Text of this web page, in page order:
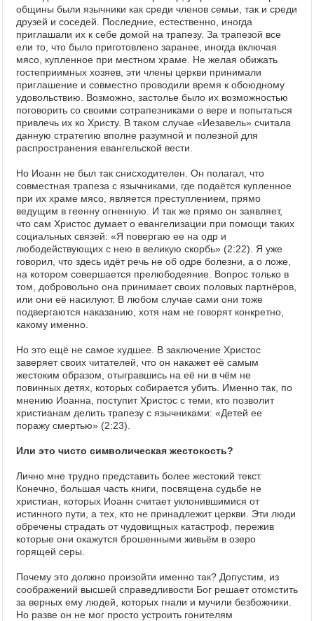
общины были язычники как среди членов семьи, так и среди
друзей и соседей. Последние, естественно, иногда
приглашали их к себе домой на трапезу. За трапезой все
ели то, что было приготовлено заранее, иногда включая
мясо, купленное при местном храме. Не желая обижать
гостеприимных хозяев, эти члены церкви принимали
приглашение и совместно проводили время к обоюдному
удовольствию. Возможно, застолье было их возможностью
поговорить со своими сотрапезниками о вере и попытаться
привлечь их ко Христу. В таком случае «Иезавель» считала
данную стратегию вполне разумной и полезной для
распространения евангельской вести.
Но Иоанн не был так снисходителен. Он полагал, что
совместная трапеза с язычниками, где подаётся купленное
при их храме мясо, является преступлением, прямо
ведущим в геенну огненную. И так же прямо он заявляет,
что сам Христос думает о евангелизации при помощи таких
социальных связей: «Я повергаю ее на одр и
любодействующих с нею в великую скорбь» (2:22). Я уже
говорил, что здесь идёт речь не об одре болезни, а о ложе,
на котором совершается прелюбодеяние. Вопрос только в
том, добровольно она принимает своих половых партнёров,
или они её насилуют. В любом случае сами они тоже
подвергаются наказанию, хотя нам не говорят конкретно,
какому именно.
Но это ещё не самое худшее. В заключение Христос
заверяет своих читателей, что он накажет её самым
жестоким образом, отыгравшись на её ни в чём не
повинных детях, которых собирается убить. Именно так, по
мнению Иоанна, поступит Христос с теми, кто позволит
христианам делить трапезу с язычниками: «Детей ее
поражу смертью» (2:23).
Или это чисто символическая жестокость?
Лично мне трудно представить более жестокий текст.
Конечно, большая часть книги, посвящена судьбе не
христиан, которых Иоанн считает уклонившимися от
истинного пути, а тех, кто не принадлежит церкви. Эти люди
обречены страдать от чудовищных катастроф, пережив
которые они окажутся брошенными живьём в озеро
горящей серы.
Почему это должно произойти именно так? Допустим, из
соображений высшей справедливости Бог решает отомстить
за верных ему людей, которых гнали и мучили безбожники.
Но разве он не мог просто устроить гонителям